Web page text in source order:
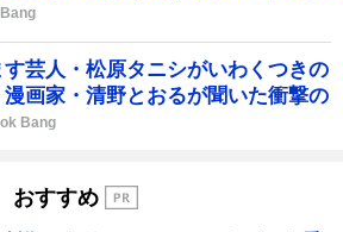
芸人・松原タニシがいわくつきの
画家・清野とおるが聞いた衝撃の
Bang
おすすめ